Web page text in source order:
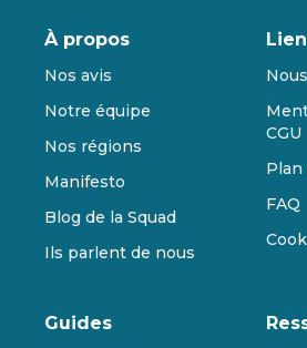
À propos
Nos avis
Notre équipe
Nos régions
Manifesto
Blog de la Squad
Ils parlent de nous
CGU
Plan
FAQ
Guides